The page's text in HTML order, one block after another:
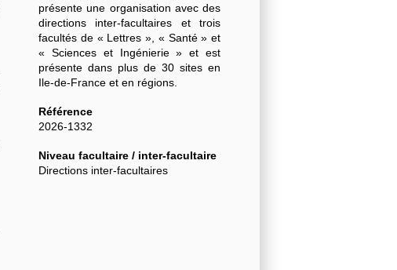
présente une organisation avec des
directions inter-facultaires et trois
facultés de « Lettres », « Santé » et
« Sciences et Ingénierie » et est
présente dans plus de 30 sites en
Ile-de-France et en régions.
Référence
2026-1332
Niveau facultaire / inter-facultaire
Directions inter-facultaires